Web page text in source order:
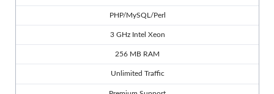
PHP/MySQL/Perl
3 GHz Intel Xeon
256 MB RAM
Unlimited Traffic